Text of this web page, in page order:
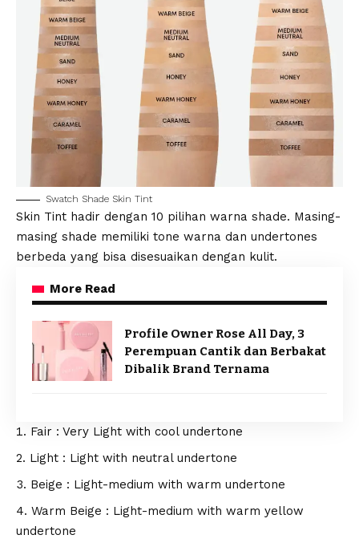
Swatch Shade Skin Tint
Skin Tint hadir dengan 10 pilihan warna shade. Masing-
masing shade memiliki tone warna dan undertones
berbeda yang bisa disesuaikan dengan kulit.
More Read
Profile Owner Rose All Day, 3
Perempuan Cantik dan Berbakat
Dibalik Brand Ternama
Fair : Very Light with cool undertone
Light : Light with neutral undertone
Beige : Light-medium with warm undertone
Warm Beige : Light-medium with warm yellow
undertone